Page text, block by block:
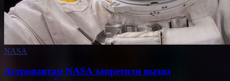
NASA
Астронавтам NASA запретили выход